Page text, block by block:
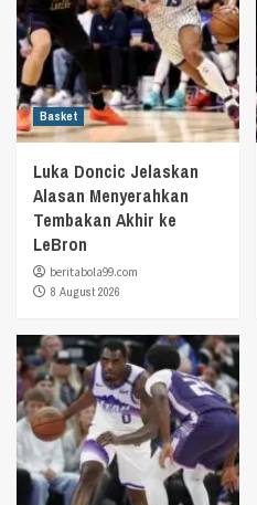
Basket
Luka Doncic Jelaskan
Alasan Menyerahkan
Tembakan Akhir ke
LeBron
beritabola99.com
8 August 2026